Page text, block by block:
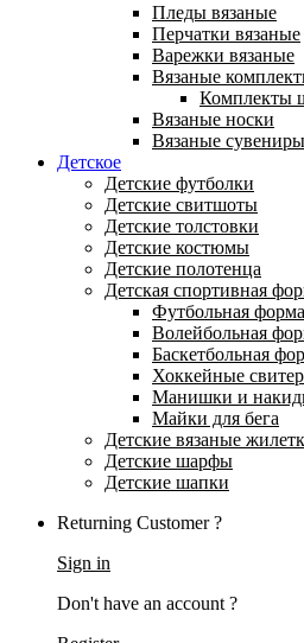
Пледы вязаные
Перчатки вязаные
Варежки вязаные
Вязаные
Комплекты
Вязаные носки
Вязаные сувениры
Детское
Детские футболки
Детские свитшоты
Детские толстовки
Детские костюмы
Детские полотенца
Детская спортивная
Футбольная форма
Волейбольная
Баскетбольная
Хоккейные
Манишки и
Майки для бега
Детские вязаные
Детские шарфы
Детские шапки
Returning Customer ?
Sign in
Don't have an account ?